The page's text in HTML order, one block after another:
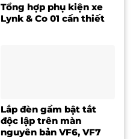
Tổng hợp phụ kiện xe
Lynk & Co 01 cần thiết
Lắp đèn gầm bật tắt
độc lập trên màn
nguyên bản VF6, VF7